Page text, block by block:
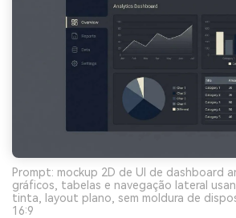
Prompt: mockup 2D de UI de dashboard
gráficos, tabelas e navegação lateral
tinta, layout plano, sem moldura de
16:9